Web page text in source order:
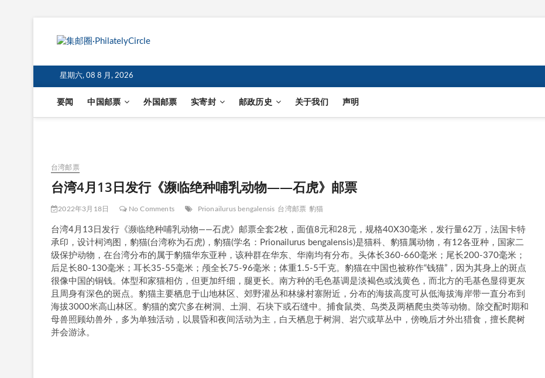
星期六, 08 8 月, 2026
要闻 中国邮票 外国邮票 实寄封 邮政历史 关于我们 声明
台湾邮票
台湾4月13日发行《濒临绝种哺乳动物——石虎》邮票
2022年3月18日 No Comments Prionailurus bengalensis 台湾邮票 豹猫
台湾4月13日发行《濒临绝种哺乳动物——石虎》邮票全套2枚，面值8元和28元，规格40X30毫米，发行量62万，法国卡特
承印，设计柯鸿图，豹猫(台湾称为石虎)，豹猫(学名：Prionailurus bengalensis)是猫科、豹猫属动物，有12各亚种，国家二
级保护动物，在台湾分布的属于豹猫华东亚种，该种群在华东、华南均有分布。头体长360-660毫米；尾长200-370毫米；
后足长80-130毫米；耳长35-55毫米；颅全长75-96毫米；体重1.5-5千克。豹猫在中国也被称作“钱猫”，因为其身上的斑点
很像中国的铜钱。体型和家猫相仿，但更加纤细，腿更长。南方种的毛色基调是淡褐色或浅黄色，而北方的毛基色显得更灰
且周身有深色的斑点。豹猫主要栖息于山地林区、郊野灌丛和林缘村寨附近，分布的海拔高度可从低海拔海岸带一直分布到
海拔3000米高山林区。豹猫的窝穴多在树洞、土洞、石块下或石缝中。捕食鼠类、鸟类及两栖爬虫类等动物。除交配时期和
母兽照顾幼兽外，多为单独活动，以晨昏和夜间活动为主，白天栖息于树洞、岩穴或草丛中，傍晚后才外出猎食，擅长爬树
并会游泳。